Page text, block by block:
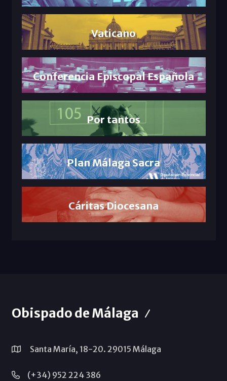
Vaticano
Conferencia Episcopal Española
Por tantos
Plan Málaga Sacra
Cáritas Diocesana
Obispado de Málaga
Santa María, 18-20. 29015 Málaga
(+34) 952 224 386